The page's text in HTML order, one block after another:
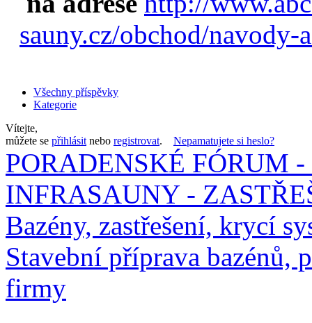
sauny.cz/obchod/
Všechny příspěvky
Kategorie
Vítejte,
můžete se přihlásit nebo registrovat. Nepamatujete si heslo?
PORADENSKÉ FÓRUM
INFRASAUNY -
Bazény, zastřešení, krycí
Stavební příprava bazénů,
firmy